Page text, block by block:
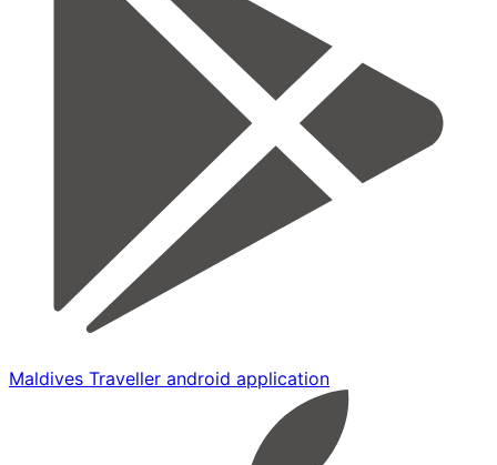
Maldives Traveller android application